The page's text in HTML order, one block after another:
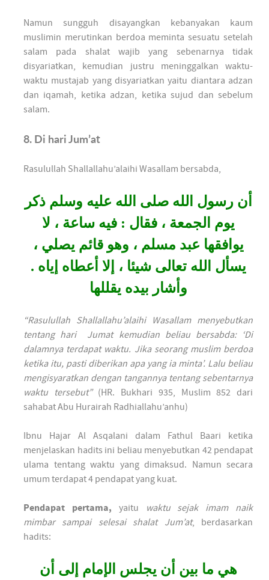
Namun sungguh disayangkan kebanyakan kaum
muslimin merutinkan berdoa meminta sesuatu setelah
salam pada shalat wajib yang sebenarnya tidak
disyariatkan, kemudian justru meninggalkan waktu-
waktu mustajab yang disyariatkan yaitu diantara adzan
dan iqamah, ketika adzan, ketika sujud dan sebelum
salam.
8. Di hari Jum’at
Rasulullah Shallallahu’alaihi Wasallam bersabda,
أن رسول الله صلى الله عليه وسلم ذكر
يوم الجمعة ، فقال : فيه ساعة ، لا
يوافقها عبد مسلم ، وهو قائم يصلي ،
يسأل الله تعالى شيئا ، إلا أعطاه إياه .
وأشار بيده يقللها
“Rasulullah Shallallahu’alaihi Wasallam menyebutkan
tentang hari Jumat kemudian beliau bersabda: ‘Di
dalamnya terdapat waktu. Jika seorang muslim berdoa
ketika itu, pasti diberikan apa yang ia minta’. Lalu beliau
mengisyaratkan dengan tangannya tentang sebentarnya
waktu tersebut”(HR. Bukhari 935, Muslim 852 dari
sahabat Abu Hurairah Radhiallahu’anhu)
Ibnu Hajar Al Asqalani dalam Fathul Baari ketika
menjelaskan hadits ini beliau menyebutkan 42 pendapat
ulama tentang waktu yang dimaksud. Namun secara
umum terdapat 4 pendapat yang kuat.
Pendapat pertama, yaitu
waktu sejak imam naik
mimbar sampai selesai shalat Jum’at, berdasarkan
hadits:
هي ما بين أن يجلس الإمام إلى أن